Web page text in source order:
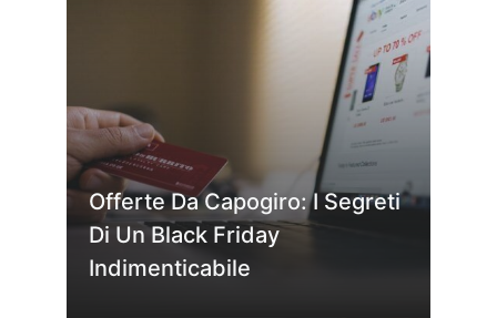
Offerte Da Capogiro: I Segreti
Di Un Black Friday
Indimenticabile